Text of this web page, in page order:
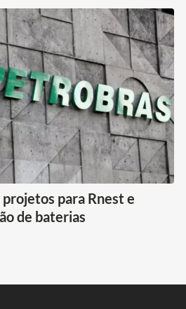
para Rnest e
de baterias